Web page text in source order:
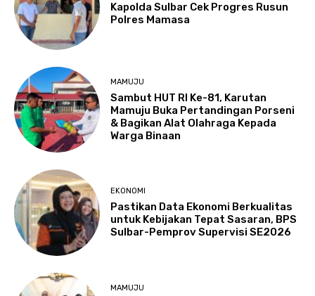
Kapolda Sulbar Cek Progres Rusun
Polres Mamasa
MAMUJU
Sambut HUT RI Ke-81, Karutan
Mamuju Buka Pertandingan Porseni
& Bagikan Alat Olahraga Kepada
Warga Binaan
EKONOMI
Pastikan Data Ekonomi Berkualitas
untuk Kebijakan Tepat Sasaran, BPS
Sulbar-Pemprov Supervisi SE2026
MAMUJU